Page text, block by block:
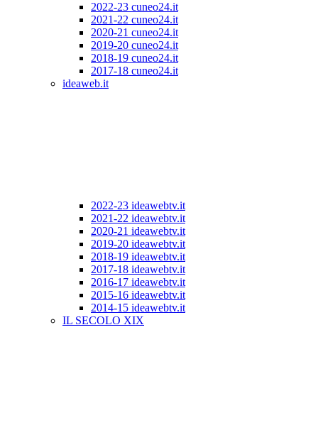
2022-23 cuneo24.it
2021-22 cuneo24.it
2020-21 cuneo24.it
2019-20 cuneo24.it
2018-19 cuneo24.it
2017-18 cuneo24.it
ideaweb.it
2022-23 ideawebtv.it
2021-22 ideawebtv.it
2020-21 ideawebtv.it
2019-20 ideawebtv.it
2018-19 ideawebtv.it
2017-18 ideawebtv.it
2016-17 ideawebtv.it
2015-16 ideawebtv.it
2014-15 ideawebtv.it
IL SECOLO XIX